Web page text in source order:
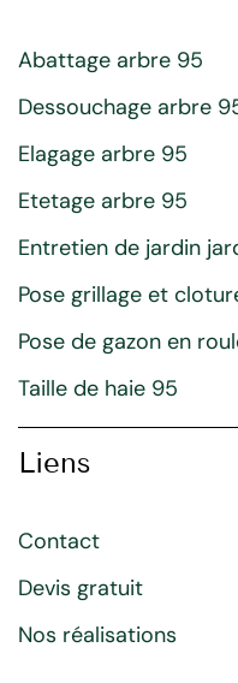
Abattage arbre 95
Dessouchage arbre
Elagage arbre 95
Etetage arbre 95
Entretien de jardin
Pose grillage et
Pose de gazon en
Taille de haie 95
Liens
Contact
Devis gratuit
Nos réalisations